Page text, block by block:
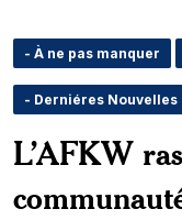
- À ne pas manquer
- Derniéres Nouvelles
L’AFKW